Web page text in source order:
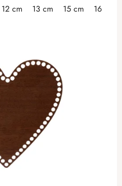
12 cm 13 cm 15 cm 16 cm